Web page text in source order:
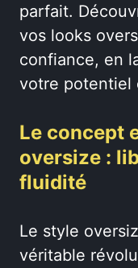
parfait.
vos looks
confiance, en
votre potentiel
Le concept
oversize :
fluidité
Le style
véritable